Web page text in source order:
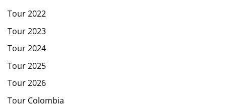
Tour 2022
Tour 2023
Tour 2024
Tour 2025
Tour 2026
Tour Colombia